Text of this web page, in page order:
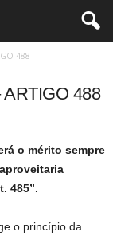
488
488
o mérito sempre
485”.
o princípio da